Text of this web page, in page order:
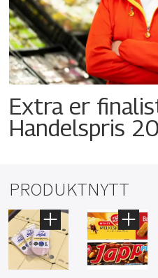
Extra er
Handelspris
PRODUKTNYTT